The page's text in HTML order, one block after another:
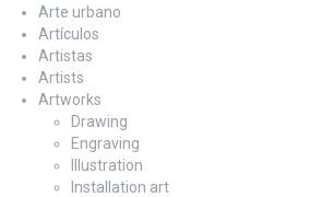
Arte urbano
Artículos
Artistas
Artists
Artworks
Drawing
Engraving
Illustration
Installation art